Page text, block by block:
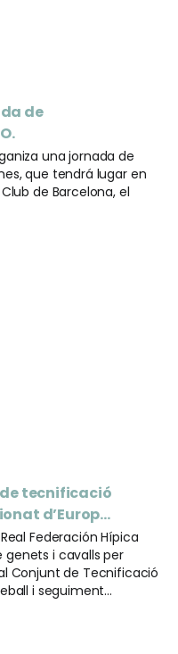
de
una jornada de
que tendrá lugar en
de Barcelona, el
tecnificació
d’Europa
Federación Hípica
genets i cavalls per
Conjunt de Tecnificació
i seguiment
candidats al
categories Júnior i